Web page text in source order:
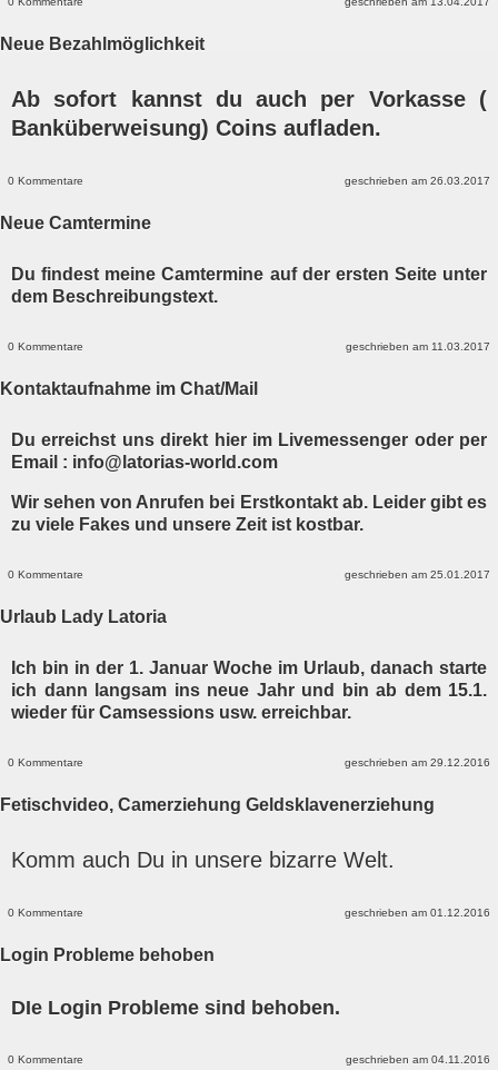
Neue Bezahlmöglichkeit
Ab sofort kannst du auch per Vorkasse (
Banküberweisung) Coins aufladen.
0 Kommentare geschrieben am 26.03.2017
Neue Camtermine
Du findest meine Camtermine auf der ersten Seite unter
dem Beschreibungstext.
0 Kommentare geschrieben am 11.03.2017
Kontaktaufnahme im Chat/Mail
Du erreichst uns direkt hier im Livemessenger oder per
Email : info@latorias-world.com
Wir sehen von Anrufen bei Erstkontakt ab. Leider gibt es
zu viele Fakes und unsere Zeit ist kostbar.
0 Kommentare geschrieben am 25.01.2017
Urlaub Lady Latoria
Ich bin in der 1. Januar Woche im Urlaub, danach starte
ich dann langsam ins neue Jahr und bin ab dem 15.1.
wieder für Camsessions usw. erreichbar.
0 Kommentare geschrieben am 29.12.2016
Fetischvideo, Camerziehung Geldsklavenerziehung
Komm auch Du in unsere bizarre Welt.
0 Kommentare geschrieben am 01.12.2016
Login Probleme behoben
DIe Login Probleme sind behoben.
0 Kommentare geschrieben am 04.11.2016